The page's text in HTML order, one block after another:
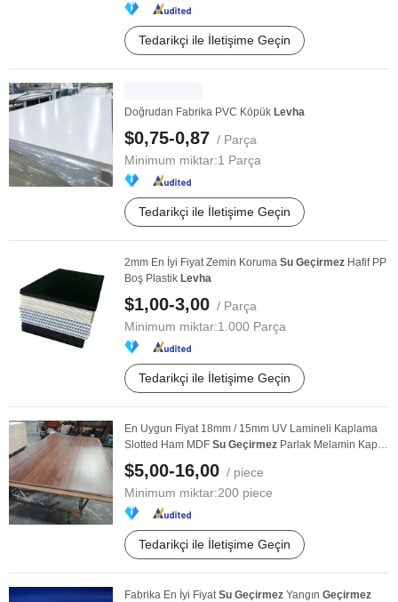
Tedarikçi ile İletişime Geçin
Doğrudan Fabrika PVC Köpük Levha
$0,75-0,87 / Parça
Minimum miktar:1 Parça
Tedarikçi ile İletişime Geçin
2mm En İyi Fiyat Zemin Koruma Su Geçirmez Hafif PP
Boş Plastik Levha
$1,00-3,00 / Parça
Minimum miktar:1.000 Parça
Tedarikçi ile İletişime Geçin
En Uygun Fiyat 18mm / 15mm UV Lamineli Kaplama
Slotted Ham MDF Su Geçirmez Parlak Melamin Kaplı
MDF ...
$5,00-16,00 / piece
Minimum miktar:200 piece
Tedarikçi ile İletişime Geçin
Fabrika En İyi FiyatSu Geçirmez Yangın Geçirmez